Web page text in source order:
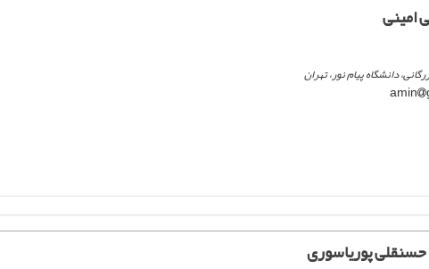
امینی
دانشگاه پیام نور، تهران
پوریاسوری